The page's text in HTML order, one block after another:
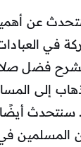
عن
في
فضل
إلى
سنتحدث
المسلمين